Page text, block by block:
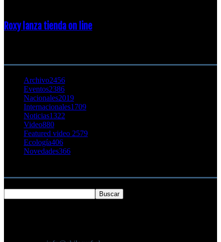
Roxy lanza tienda on line
Archivo2456
Eventos2386
Nacionales2019
Internacionales1709
Noticias1322
Video880
Featured video 2579
Ecología406
Novedades366